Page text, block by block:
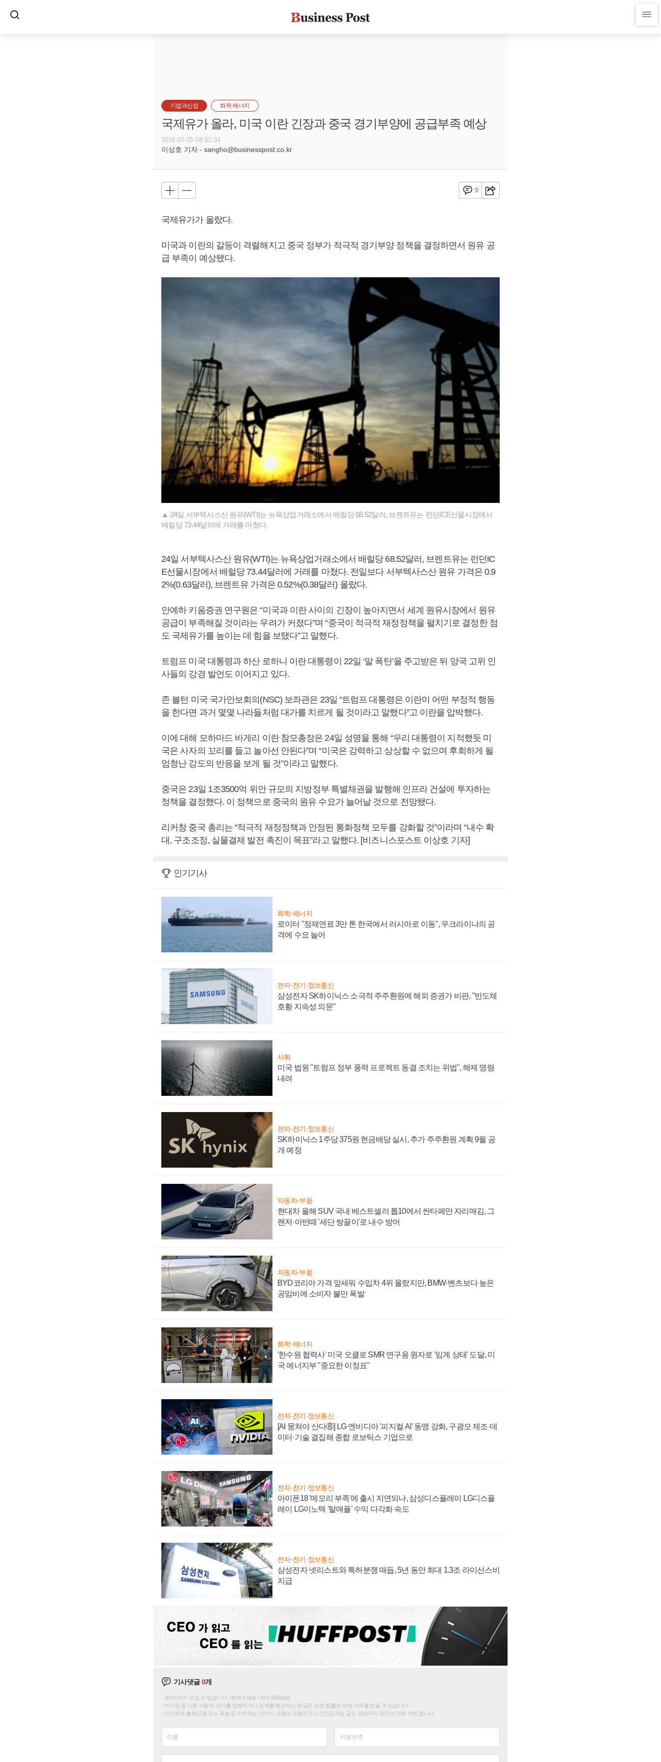
기업과산업 화학·에너지
국제유가 올라, 미국 이란 긴장과 중국 경기부양에 공급부족 예상
2018-07-25 08:52:34
이상호 기자 - sangho@businesspost.co.kr
0
국제유가가 올랐다.
미국과 이란의 갈등이 격렬해지고 중국 정부가 적극적 경기부양 정책을 결정하면서 원유 공
급 부족이 예상됐다.
▲ 24일 서부텍사스산 원유(WTI)는 뉴욕상업거래소에서 배럴당 68.52달러, 브렌트유는 런던ICE선물시장에서
배럴당 73.44달러에 거래를 마쳤다.
24일 서부텍사스산 원유(WTI)는 뉴욕상업거래소에서 배럴당 68.52달러, 브렌트유는 런던IC
E선물시장에서 배럴당 73.44달러에 거래를 마쳤다. 전일보다 서부텍사스산 원유 가격은 0.9
2%(0.63달러), 브렌트유 가격은 0.52%(0.38달러) 올랐다.
안예하 키움증권 연구원은 “미국과 이란 사이의 긴장이 높아지면서 세계 원유시장에서 원유
공급이 부족해질 것이라는 우려가 커졌다”며 “중국이 적극적 재정정책을 펼치기로 결정한 점
도 국제유가를 높이는 데 힘을 보탰다”고 말했다.
트럼프 미국 대통령과 하산 로하니 이란 대통령이 22일 ‘말 폭탄’을 주고받은 뒤 양국 고위 인
사들의 강경 발언도 이어지고 있다.
존 볼턴 미국 국가안보회의(NSC) 보좌관은 23일 “트럼프 대통령은 이란이 어떤 부정적 행동
을 한다면 과거 몇몇 나라들처럼 대가를 치르게 될 것이라고 말했다”고 이란을 압박했다.
이에 대해 모하마드 바게리 이란 참모총장은 24일 성명을 통해 “우리 대통령이 지적했듯 미
국은 사자의 꼬리를 들고 놀아선 안된다”며 “미국은 강력하고 상상할 수 없으며 후회하게 될
엄청난 강도의 반응을 보게 될 것”이라고 말했다.
중국은 23일 1조3500억 위안 규모의 지방정부 특별채권을 발행해 인프라 건설에 투자하는
정책을 결정했다. 이 정책으로 중국의 원유 수요가 늘어날 것으로 전망됐다.
리커창 중국 총리는 “적극적 재정정책과 안정된 통화정책 모두를 강화할 것”이라며 “내수 확
대, 구조조정, 실물결제 발전 촉진이 목표”라고 말했다. [비즈니스포스트 이상호 기자]
인기기사
화학·에너지
로이터 "정제연료 3만 톤 한국에서 러시아로 이동", 우크라이나의 공
격에 수요 늘어
전자·전기·정보통신
삼성전자 SK하이닉스 소극적 주주환원에 해외 증권가 비판, "반도체
호황 지속성 의문"
사회
미국 법원 "트럼프 정부 풍력 프로젝트 동결 조치는 위법", 해제 명령
내려
전자·전기·정보통신
SK하이닉스 1주당 375원 현금배당 실시, 추가 주주환원 계획 9월 공
개 예정
자동차·부품
현대차 올해 SUV 국내 베스트셀러 톱10에서 싼타페만 자리매김, 그
랜저·아반떼 '세단 쌍끌이'로 내수 방어
자동차·부품
BYD코리아 가격 앞세워 수입차 4위 올랐지만, BMW·벤츠보다 높은
공임비에 소비자 불만 폭발
화학·에너지
'한수원 협력사' 미국 오클로 SMR 연구용 원자로 '임계 상태' 도달, 미
국 에너지부 "중요한 이정표"
전자·전기·정보통신
[AI 뭉쳐야 산다⑧] LG·엔비디아 '피지컬 AI' 동맹 강화, 구광모 제조·데
이터·기술 결집해 종합 로보틱스 기업으로
전자·전기·정보통신
아이폰18 '메모리 부족'에 출시 지연되나, 삼성디스플레이 LG디스플
레이 LG이노텍 '탈애플' 수익 다각화 속도
전자·전기·정보통신
삼성전자 넷리스트와 특허분쟁 매듭, 5년 동안 최대 1.3조 라이선스비
지급
기사댓글0개
200자까지 쓰실 수 있습니다. (현재 0 byte / 최대 400byte)
저작권 등 다른 사람의 권리를 침해하거나 명예를 훼손하는 댓글은 관련 법률에 의해 제재를 받을 수 있습니다.
타인에게 불쾌감을 주는 욕설 등 비하하는 단어가 내용에 포함되거나 인신공격성 글은 관리자의 판단에 의해 삭제 합니다.